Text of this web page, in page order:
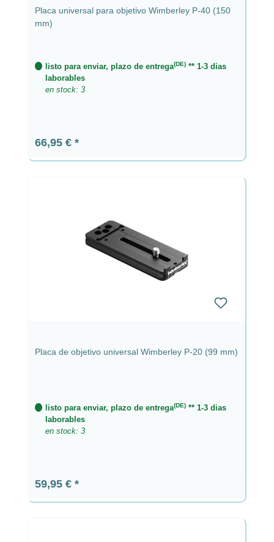
Placa universal para objetivo Wimberley P-40 (150
mm)
listo para enviar, plazo de entrega(DE) ** 1-3 dias
laborables
en stock: 3
Precio normal:
66,95 €
Placa de objetivo universal Wimberley P-20 (99 mm)
listo para enviar, plazo de entrega(DE) ** 1-3 dias
laborables
en stock: 3
Precio normal:
59,95 €